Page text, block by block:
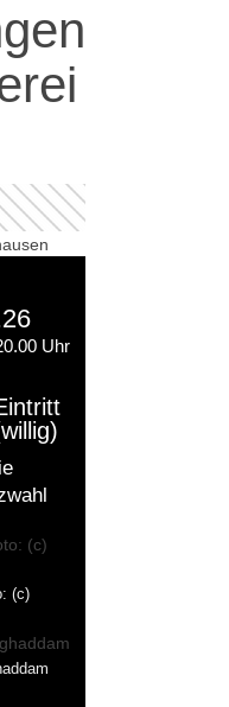
Uhr
(c)